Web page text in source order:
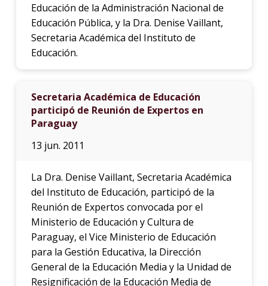
Educación de la Administración Nacional de
Educación Pública, y la Dra. Denise Vaillant,
Secretaria Académica del Instituto de
Educación.
Secretaria Académica de Educación
participó de Reunión de Expertos en
Paraguay
13 jun. 2011
La Dra. Denise Vaillant, Secretaria Académica
del Instituto de Educación, participó de la
Reunión de Expertos convocada por el
Ministerio de Educación y Cultura de
Paraguay, el Vice Ministerio de Educación
para la Gestión Educativa, la Dirección
General de la Educación Media y la Unidad de
Resignificación de la Educación Media de